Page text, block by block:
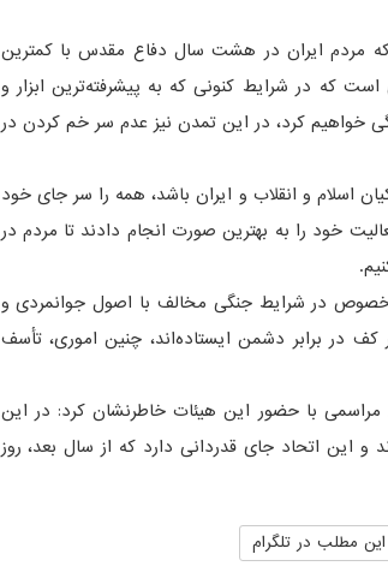
مردم ایران در هشت سال دفاع مقدس با کمترین
که در شرایط کنونی که به پیشرفته‌ترین ابزار و
خواهیم کرد، در این تمدن نیز عدم سر خم کردن در
اسلام و انقلاب و ایران باشد، همه را سر جای خود
از تمامی کسانی که در جنگ ۱۲ روزه، فعالیت خود را به بهترین صورت انجام دادند تا مردم در
خصوص در شرایط جنگی مخالف با اصول جوانمردی و
در برابر دشمن ایستاده‌اند، چنین اموری، تأسف
مراسمی با حضور این هیئات خاطرنشان کرد: در این
و این اتحاد جای قدردانی دارد که از سال بعد، روز
مطلب در تلگرام